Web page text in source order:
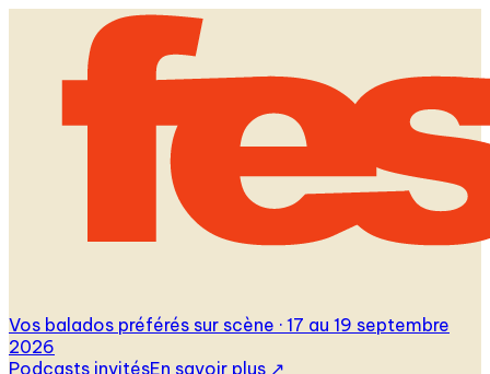
Vos balados préférés sur scène · 17 au 19 septembre
2026
Podcasts invitésEn savoir plus ↗